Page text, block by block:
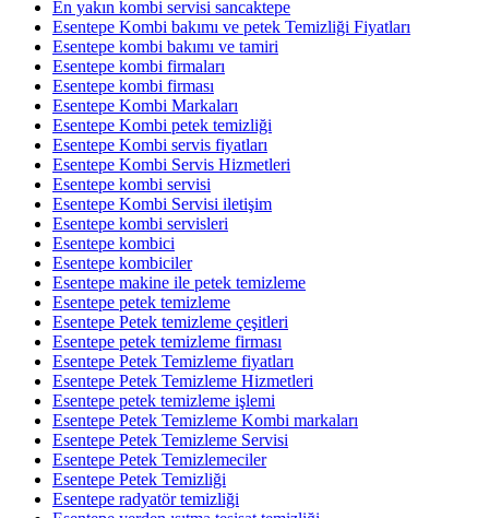
En yakın kombi servisi sancaktepe
Esentepe Kombi bakımı ve petek Temizliği Fiyatları
Esentepe kombi bakımı ve tamiri
Esentepe kombi firmaları
Esentepe kombi firması
Esentepe Kombi Markaları
Esentepe Kombi petek temizliği
Esentepe Kombi servis fiyatları
Esentepe Kombi Servis Hizmetleri
Esentepe kombi servisi
Esentepe Kombi Servisi iletişim
Esentepe kombi servisleri
Esentepe kombici
Esentepe kombiciler
Esentepe makine ile petek temizleme
Esentepe petek temizleme
Esentepe Petek temizleme çeşitleri
Esentepe petek temizleme firması
Esentepe Petek Temizleme fiyatları
Esentepe Petek Temizleme Hizmetleri
Esentepe petek temizleme işlemi
Esentepe Petek Temizleme Kombi markaları
Esentepe Petek Temizleme Servisi
Esentepe Petek Temizlemeciler
Esentepe Petek Temizliği
Esentepe radyatör temizliği